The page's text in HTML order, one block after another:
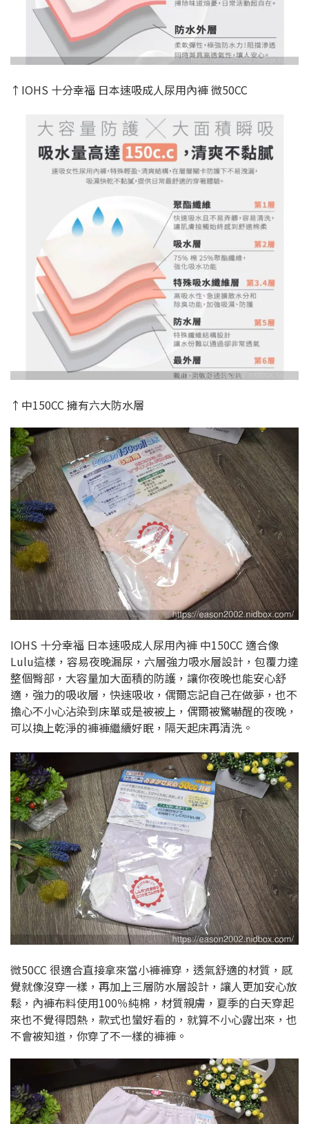
↑IOHS 十分幸福 日本速吸成人尿用內褲 微50CC
↑中150CC 擁有六大防水層
IOHS 十分幸福 日本速吸成人尿用內褲 中150CC 適合像
Lulu這樣，容易夜晚漏尿，六層強力吸水層設計，包覆力達
整個臀部，大容量加大面積的防護，讓你夜晚也能安心舒
適，強力的吸收層，快速吸收，偶爾忘記自己在做夢，也不
擔心不小心沾染到床單或是被被上，偶爾被驚嚇醒的夜晚，
可以換上乾淨的褲褲繼續好眠，隔天起床再清洗。
微50CC 很適合直接拿來當小褲褲穿，透氣舒適的材質，感
覺就像沒穿一樣，再加上三層防水層設計，讓人更加安心放
鬆，內褲布料使用100％純棉，材質親膚，夏季的白天穿起
來也不覺得悶熱，款式也蠻好看的，就算不小心露出來，也
不會被知道，你穿了不一樣的褲褲。